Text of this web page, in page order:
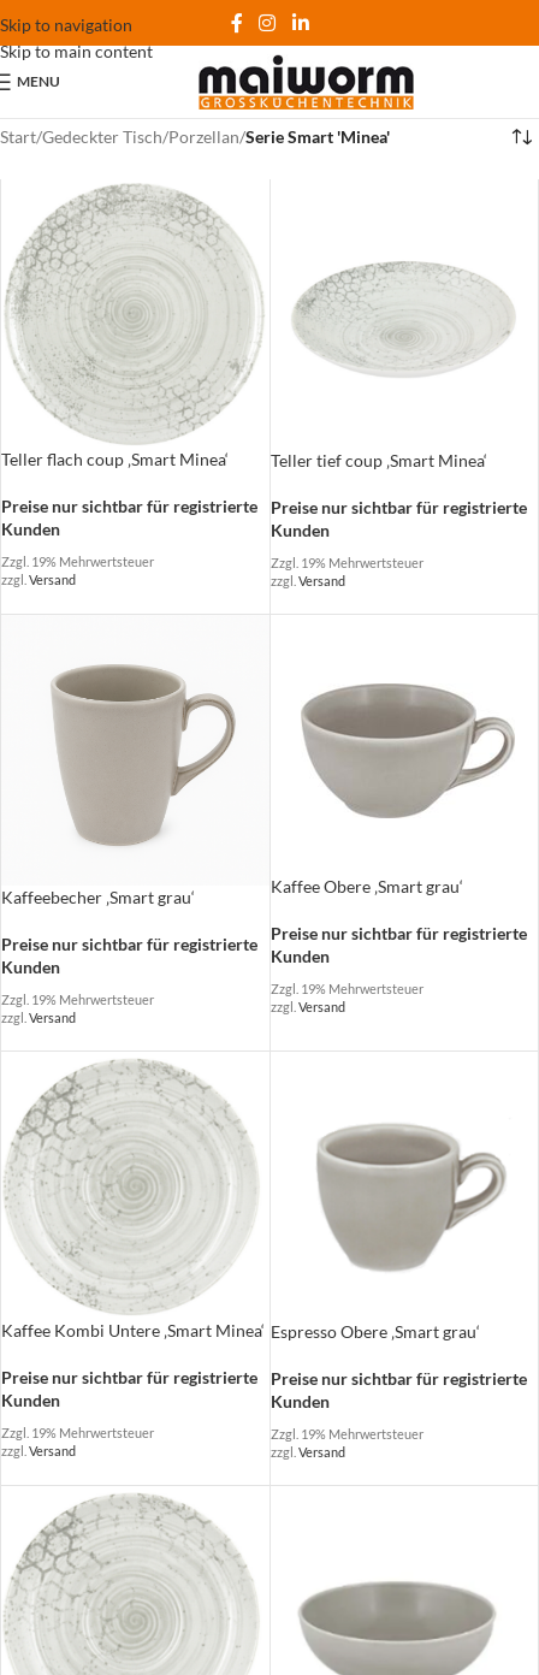
Skip to navigation
Skip to main content
MENU
Start/Gedeckter Tisch/Porzellan/Serie Smart 'Minea'
Teller flach coup ‚Smart Minea‘
Preise nur sichtbar für registrierte
Kunden
Zzgl. 19% Mehrwertsteuer
zzgl. Versand
Teller tief coup ‚Smart Minea‘
Preise nur sichtbar für registrierte
Kunden
Zzgl. 19% Mehrwertsteuer
zzgl. Versand
Kaffeebecher ‚Smart grau‘
Preise nur sichtbar für registrierte
Kunden
Zzgl. 19% Mehrwertsteuer
zzgl. Versand
Kaffee Obere ‚Smart grau‘
Preise nur sichtbar für registrierte
Kunden
Zzgl. 19% Mehrwertsteuer
zzgl. Versand
Kaffee Kombi Untere ‚Smart Minea‘
Preise nur sichtbar für registrierte
Kunden
Zzgl. 19% Mehrwertsteuer
zzgl. Versand
Espresso Obere ‚Smart grau‘
Preise nur sichtbar für registrierte
Kunden
Zzgl. 19% Mehrwertsteuer
zzgl. Versand